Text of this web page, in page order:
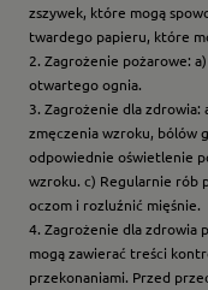
zszywek, które mogą
twardego papieru, które
2. Zagrożenie pożarowe:
otwartego ognia.
3. Zagrożenie dla zdrowia:
zmęczenia wzroku, bólów
odpowiednie oświetlenie
wzroku. c) Regularnie rób
oczom i rozluźnić mięśnie.
4. Zagrożenie dla zdrowia
mogą zawierać treści
przekonaniami. Przed